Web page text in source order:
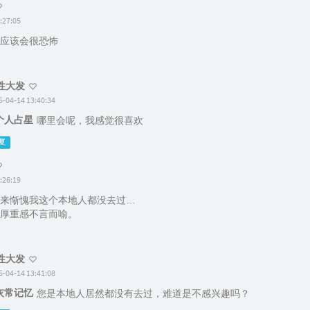
该会很恐怖
大发
04-14 13:40:34
人占星 哪里会呢，我感觉很喜欢
惭愧我这个本地人都没去过…
重感不言而喻。
大发
04-14 13:41:08
常记忆 您是本地人居然都没有去过，难道是不感兴趣吗？